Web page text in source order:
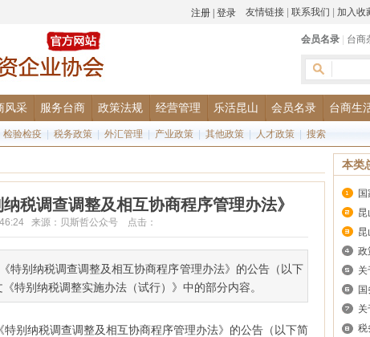
友情链接 联系我们 加入收
会员名录 台商
风采 服务台商 政策法规 经营管理 乐活昆山 会员名录 台商生
检验检疫 税务政策 外汇管理 产业政策 其他政策 人才政策 搜索
税调查调整及相互协商程序管理办法》
来源：贝斯哲公众号 点击：
特别纳税调查调整及相互协商程序管理办法》的公告（以下
特别纳税调整实施办法（试行）》中的部分内容。
别纳税调查调整及相互协商程序管理办法》的公告（以下简
本类
政
关
关
税